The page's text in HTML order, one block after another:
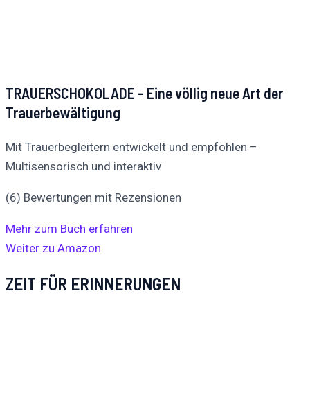
TRAUERSCHOKOLADE - Eine völlig neue Art der
Trauerbewältigung
Mit Trauerbegleitern entwickelt und empfohlen –
Multisensorisch und interaktiv
(6) Bewertungen mit Rezensionen
Mehr zum Buch erfahren
Weiter zu Amazon
ZEIT FÜR ERINNERUNGEN